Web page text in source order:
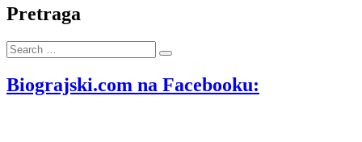
električni
romobili
u
Biogradu?
Pretraga
Search
…
Biograjski.com na Facebooku: